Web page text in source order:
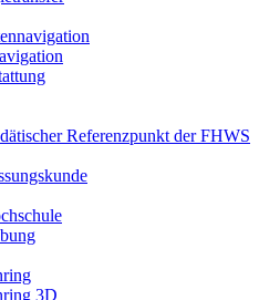
Referenzpunkt der FHWS
3D